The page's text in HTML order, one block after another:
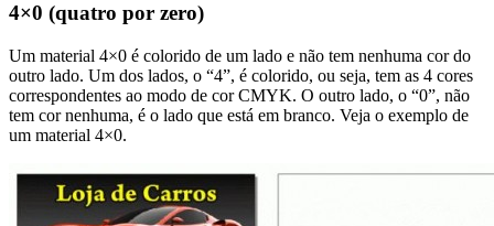
4×0 (quatro por zero)
Um material 4×0 é colorido de um lado e não tem nenhuma cor do
outro lado. Um dos lados, o “4”, é colorido, ou seja, tem as 4 cores
correspondentes ao modo de cor CMYK. O outro lado, o “0”, não
tem cor nenhuma, é o lado que está em branco. Veja o exemplo de
um material 4×0.